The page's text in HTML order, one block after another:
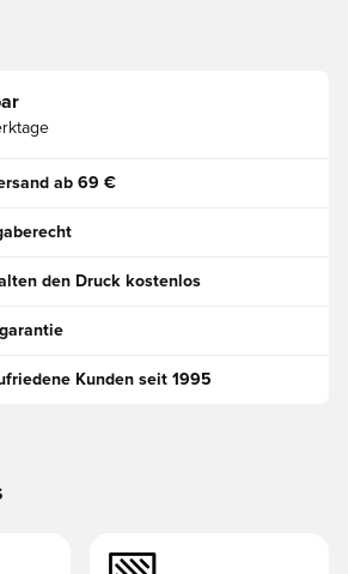
ab 69 €
den Druck kostenlos
Kunden seit 1995